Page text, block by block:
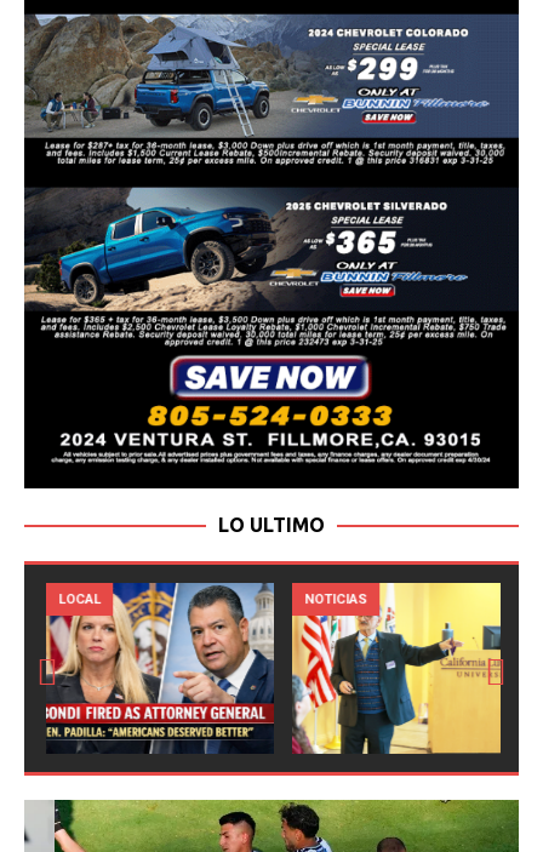
LO ULTIMO
LOCAL NOTICIAS
Prev
ious